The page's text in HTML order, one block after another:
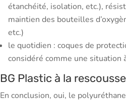
étanchéité, isolation, etc.),
maintien des bouteilles
etc.)
le quotidien : coques de
considéré comme une situation
BG Plastic à la
En conclusion, oui, le